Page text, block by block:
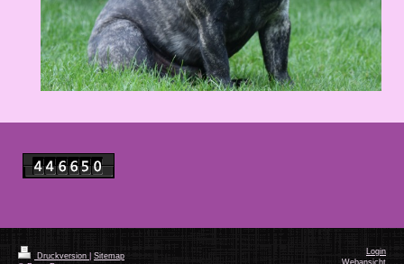
Druckversion
Sitemap
Login